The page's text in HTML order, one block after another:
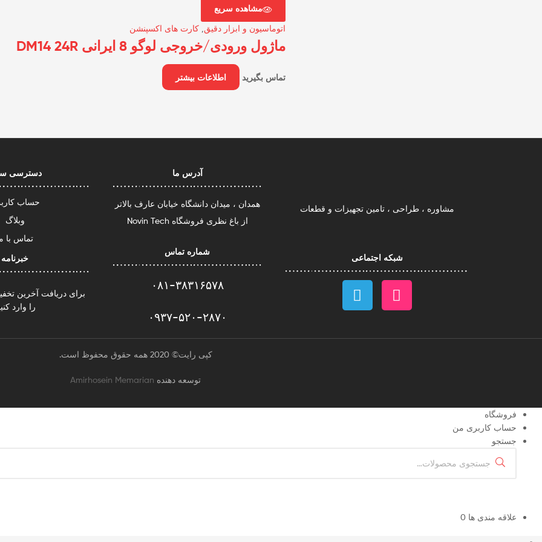
مشاهده سریع
اتوماسیون و ابزار دقیق کارت های اکسپنشن
ماژول ورودی/خروجی لوگو 8 ایرانی DM14 24R
تماس بگیرید اطلاعات بیشتر
مشاوره ، طراحی ، تامین تجهیزات و قطعات
شبکه اجتماعی
آدرس ما
همدان ، میدان دانشگاه خیابان عارف بالاتر
از باغ نظری فروشگاه Novin Tech
شماره تماس
۰۸۱-۳۸۳۱۶۵۷۸
۰۹۳۷-۵۲۰-۲۸۷۰​
دسترسی
حساب
وبلاگ
تماس با
خبرنامه
برای دریافت آخرین
را وارد
کپی رایت© 2020 همه حقوق محفوظ است.
توسعه دهنده Amirhosein Memarian
فروشگاه
حساب کاربری من
جستجو
علاقه مندی ها 0